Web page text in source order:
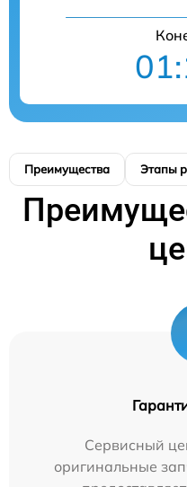
Преимущества Этапы
Сервисный
оригинальные